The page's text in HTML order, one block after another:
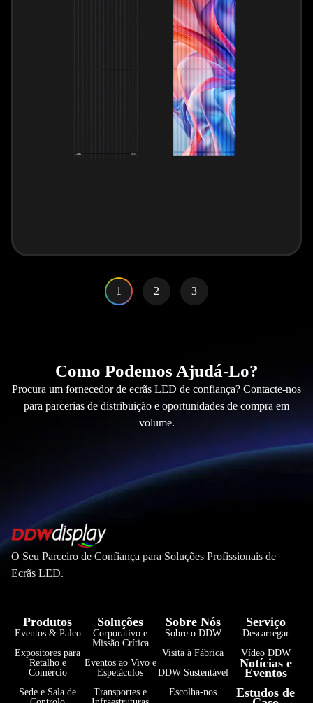
1 2 3
Como Podemos Ajudá-Lo?
Procura um fornecedor de ecrãs LED de confiança? Contacte-nos
para parcerias de distribuição e oportunidades de compra em
volume.
O Seu Parceiro de Confiança para Soluções Profissionais de
Ecrãs LED.
Produtos
Eventos & Palco
Expositores para
Retalho e
Comércio
Sede e Sala de
Soluções
Corporativo e
Missão Crítica
Eventos ao Vivo e
Espetáculos
Transportes e
Sobre Nós
Sobre o DDW
Visita à Fábrica
DDW Sustentável
Escolha-nos
Serviço
Descarregar
Vídeo DDW
Notícias e
Eventos
Estudos de
فارسی